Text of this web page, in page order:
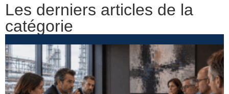
Les derniers articles de la
catégorie